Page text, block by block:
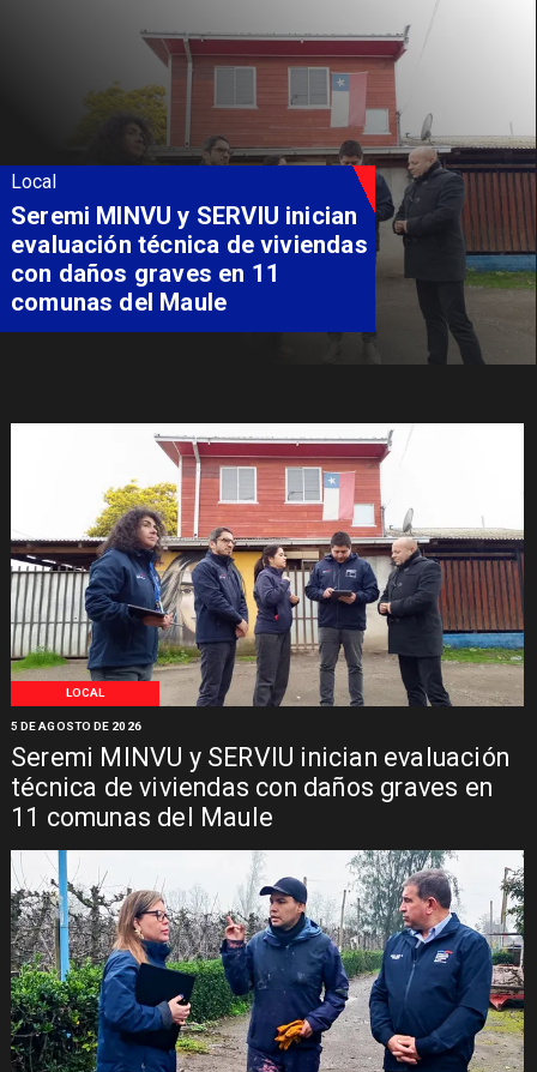
LOCAL
Seremi MINVU y SERVIU inician evaluación
técnica de viviendas con daños graves en
11 comunas del Maule
5 DE AGOSTO DE 2026
Local
Fondo Orasmi entrega apoyo a
familia de Romeral para
costear alimentación
especializada de niño con
Síndrome de Intestino Corto